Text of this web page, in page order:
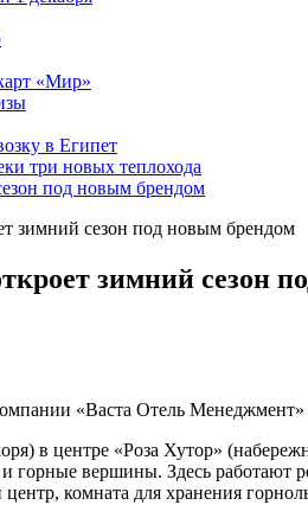
«Мир»
в Египет
три новых теплохода
под новым брендом
зимний сезон под новым брендом
зимний сезон
«Васта Отель
в центре «Роза Хутор»
вершины. Здесь
комната для хранения